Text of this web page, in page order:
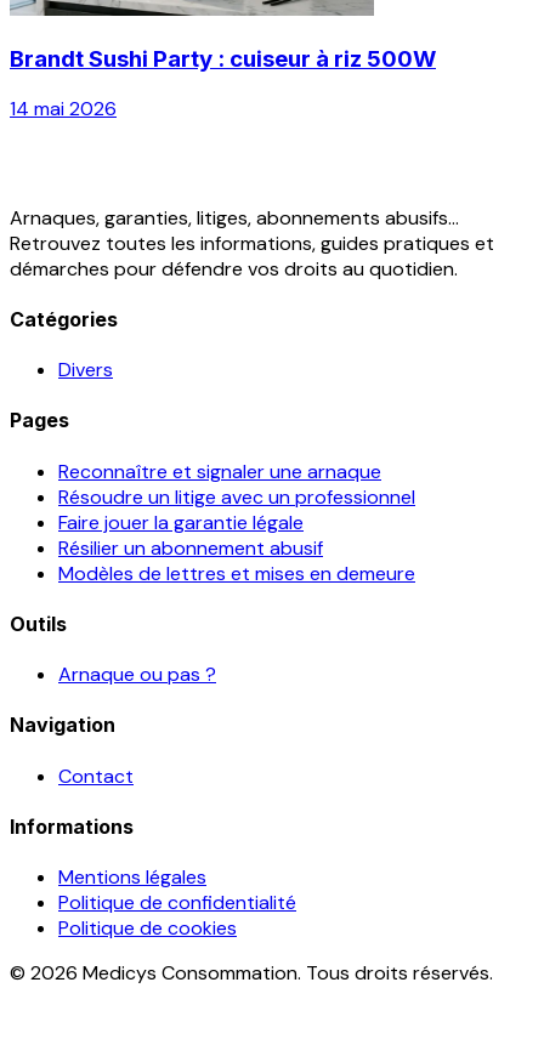
Brandt Sushi Party : cuiseur à riz 500W
14 mai 2026
Arnaques, garanties, litiges, abonnements abusifs...
Retrouvez toutes les informations, guides pratiques et
démarches pour défendre vos droits au quotidien.
Catégories
Divers
Pages
Reconnaître et signaler une arnaque
Résoudre un litige avec un professionnel
Faire jouer la garantie légale
Résilier un abonnement abusif
Modèles de lettres et mises en demeure
Outils
Arnaque ou pas ?
Navigation
Contact
Informations
Mentions légales
Politique de confidentialité
Politique de cookies
© 2026 Medicys Consommation. Tous droits réservés.